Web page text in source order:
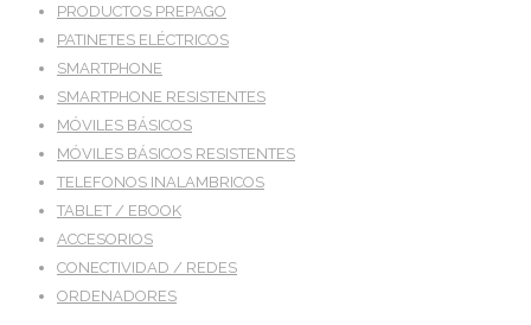
PRODUCTOS PREPAGO
PATINETES ELÉCTRICOS
SMARTPHONE
SMARTPHONE RESISTENTES
MÓVILES BÁSICOS
MÓVILES BÁSICOS RESISTENTES
TELEFONOS INALAMBRICOS
TABLET / EBOOK
ACCESORIOS
CONECTIVIDAD / REDES
ORDENADORES